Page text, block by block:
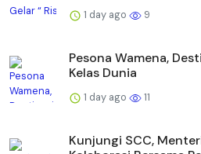
1 day ago 9
Pesona Wamena,
Kelas Dunia
1 day ago 11
Kunjungi SCC,